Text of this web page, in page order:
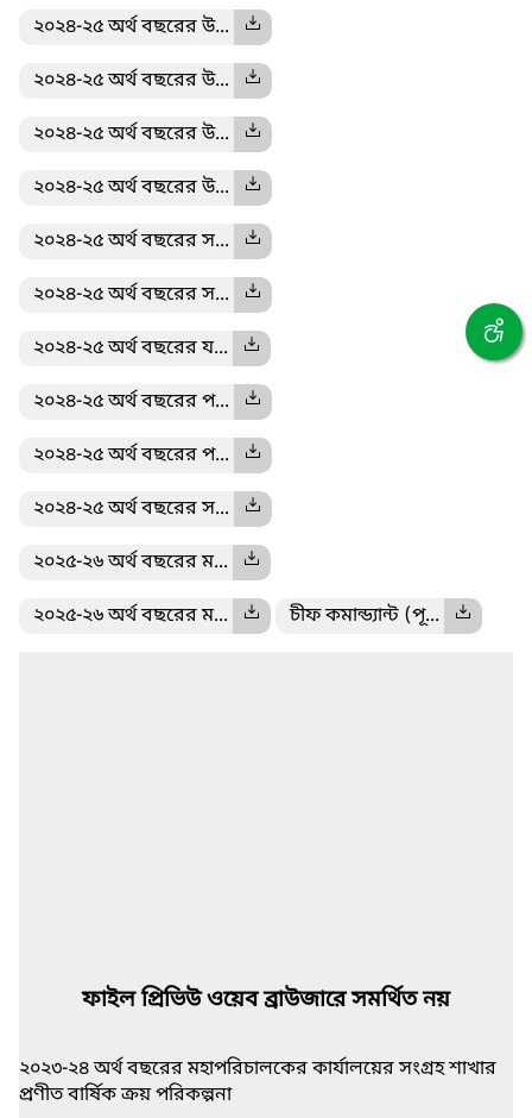
২০২৪-২৫ অর্থ বছরের উ...
২০২৪-২৫ অর্থ বছরের উ...
২০২৪-২৫ অর্থ বছরের উ...
২০২৪-২৫ অর্থ বছরের উ...
২০২৪-২৫ অর্থ বছরের স...
২০২৪-২৫ অর্থ বছরের স...
২০২৪-২৫ অর্থ বছরের য...
২০২৪-২৫ অর্থ বছরের প...
২০২৪-২৫ অর্থ বছরের প...
২০২৪-২৫ অর্থ বছরের স...
২০২৫-২৬ অর্থ বছরের ম...
২০২৫-২৬ অর্থ বছরের ম... চীফ কমান্ড্যান্ট (পূ...
ফাইল প্রিভিউ ওয়েব ব্রাউজারে সমর্থিত নয়
২০২৩-২৪ অর্থ বছরের মহাপরিচালকের কার্যালয়ের সংগ্রহ শাখার
প্রণীত বার্ষিক ক্রয় পরিকল্পনা